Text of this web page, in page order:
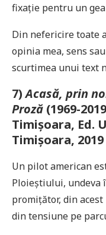
fixație pentru un
Din nefericire toate
opinia mea, sens
scurtimea unui text
7)Acasă, prin
Proză (1969-
Timișoara, Ed.
Timișoara, 2019
Un pilot american
Ploieștiului, undeva
promițător, din
din tensiune pe